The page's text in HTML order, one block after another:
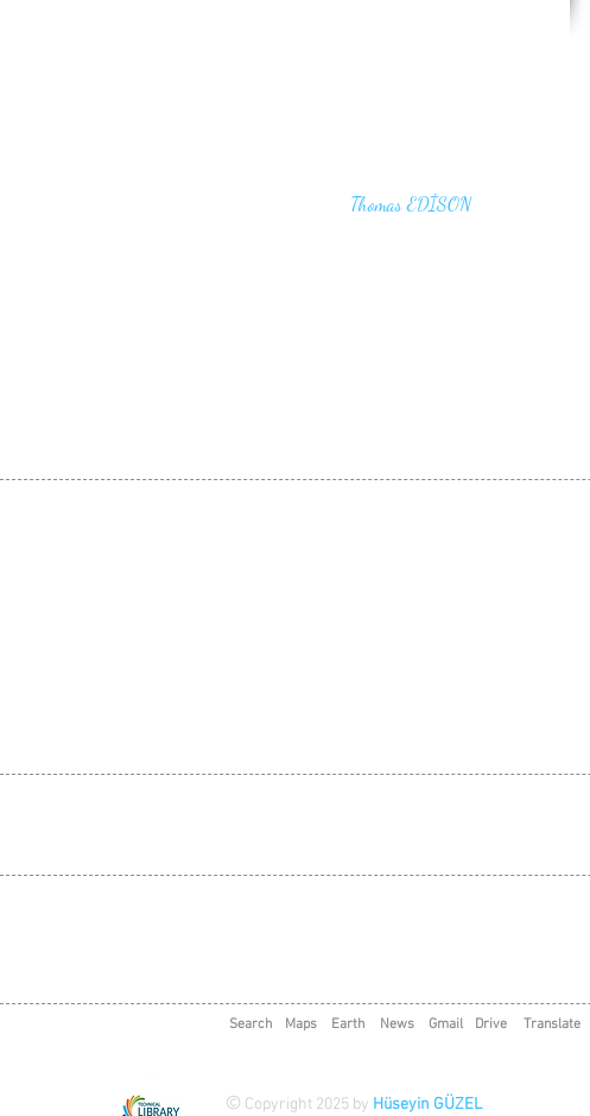
Thomas EDİSON
Search Maps Earth News Gmail Drive Translate
© Copyright 2025 by Hüseyin GÜZEL